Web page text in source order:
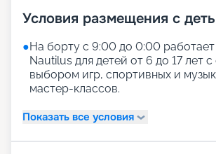
Условия размещения с
●На борту с 9:00 до 0:00 работает
Nautilus для детей от 6 до 17 лет
выбором игр, спортивных и
мастер-классов.
Показать все условия